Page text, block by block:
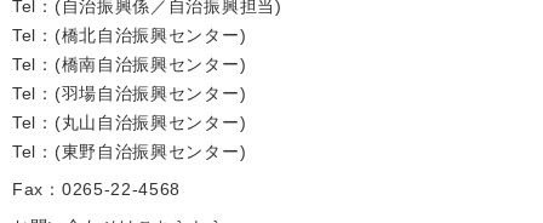
Tel：
自治振興係／自治振興担当
Tel：
橋北自治振興センター
Tel：
橋南自治振興センター
Tel：
羽場自治振興センター
Tel：
丸山自治振興センター
Tel：
東野自治振興センター
Fax：0265-22-4568